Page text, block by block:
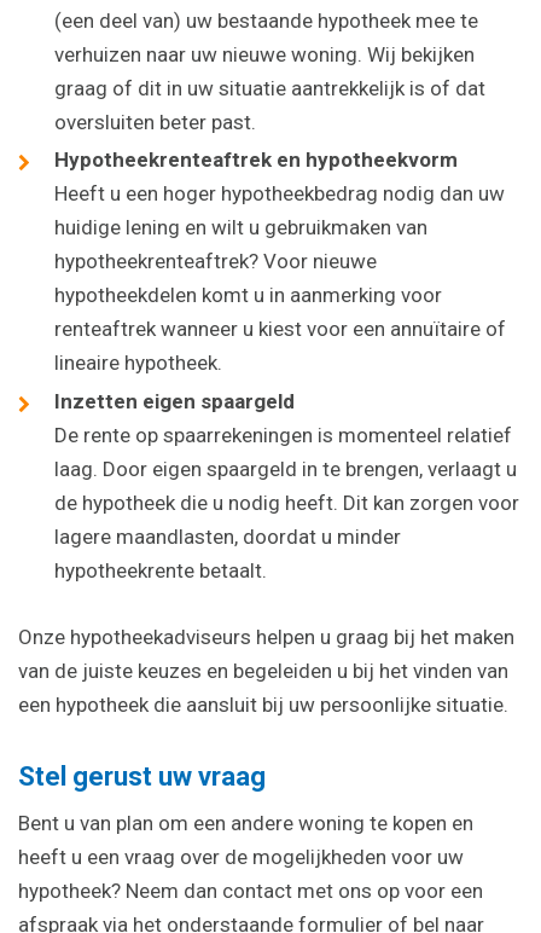
(een deel van) uw bestaande hypotheek mee te
verhuizen naar uw nieuwe woning. Wij bekijken
graag of dit in uw situatie aantrekkelijk is of dat
oversluiten beter past.
Hypotheekrenteaftrek en hypotheekvorm
Heeft u een hoger hypotheekbedrag nodig dan uw
huidige lening en wilt u gebruikmaken van
hypotheekrenteaftrek? Voor nieuwe
hypotheekdelen komt u in aanmerking voor
renteaftrek wanneer u kiest voor een annuïtaire of
lineaire hypotheek.
Inzetten eigen spaargeld
De rente op spaarrekeningen is momenteel relatief
laag. Door eigen spaargeld in te brengen, verlaagt u
de hypotheek die u nodig heeft. Dit kan zorgen voor
lagere maandlasten, doordat u minder
hypotheekrente betaalt.
Onze hypotheekadviseurs helpen u graag bij het maken
van de juiste keuzes en begeleiden u bij het vinden van
een hypotheek die aansluit bij uw persoonlijke situatie.
Stel gerust uw vraag
Bent u van plan om een andere woning te kopen en
heeft u een vraag over de mogelijkheden voor uw
hypotheek? Neem dan contact met ons op voor een
afspraak via het onderstaande formulier of bel naar